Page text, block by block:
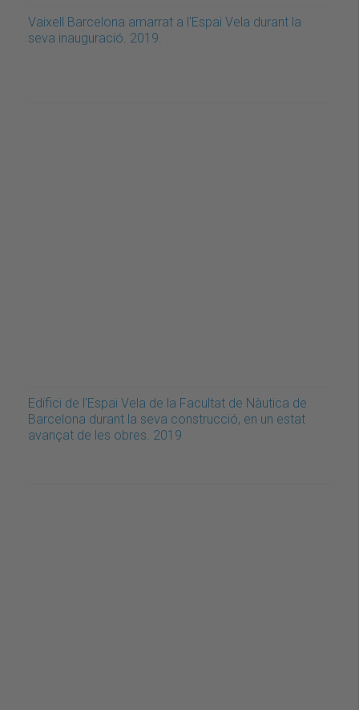
Vaixell Barcelona amarrat a l'Espai Vela durant la
seva inauguració. 2019.
Edifici de l'Espai Vela de la Facultat de Nàutica de
Barcelona durant la seva construcció, en un estat
avançat de les obres. 2019